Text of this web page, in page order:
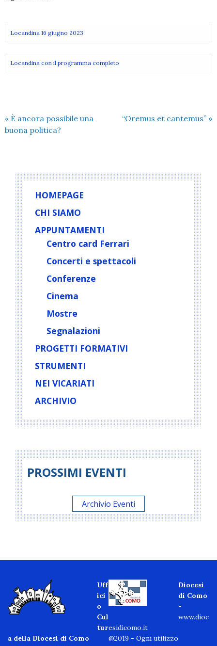
Locandina 16 giugno 2023
Locandina con il programma completo
« È ancora possibile una
buona politica?
“Oremus et cantemus” »
HOMEPAGE
CHI SIAMO
APPUNTAMENTI
Centro card Ferrari
Concerti e spettacoli
Conferenze
Cinema
Mostre
Segnalazioni
PROGETTI FORMATIVI
STRUMENTI
NEI VICARIATI
ARCHIVIO
PROSSIMI EVENTI
Archivio Eventi
Uff
ici
o
Cul
tur
a della Diocesi di Como
Diocesi
di Como
-
www.dioc
esidicomo.it
@2019 - Ogni utilizzo